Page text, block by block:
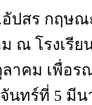
ปสร กฤษณ
ณ โรงเรี
ลาคม เพื่อ
นทร์ที่ 5 มี